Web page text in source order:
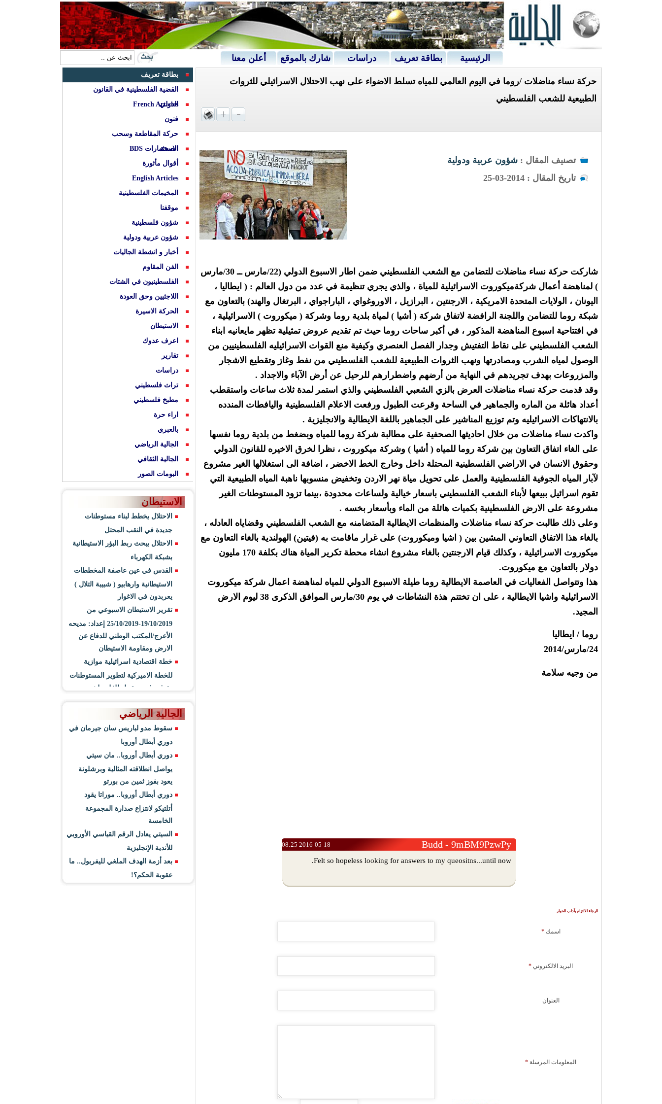
الرئيسية بطاقة تعريف دراسات شارك بالموقع أعلن معنا
حركة نساء مناضلات /روما في اليوم العالمي للمياه تسلط الاضواء على نهب الاحتلال الاسرائيلي للثروات
الطبيعية للشعب الفلسطيني
تصنيف المقال : شؤون عربية ودولية
تاريخ المقال : 2014-03-25
شاركت حركة نساء مناضلات للتضامن مع الشعب الفلسطيني ضمن اطار الاسبوع الدولي (22/مارس ــ 30/مارس
) لمناهضة أعمال شركةميكوروت الاسرائيلية للمياة ، والذي يجري تنظيمة في عدد من دول العالم : ( ايطاليا ،
اليونان ، الولايات المتحدة الامريكية ، الارجنتين ، البرازيل ، الاوروغواي ، الباراجواي ، البرتغال والهند) بالتعاون مع
شبكة روما للتضامن واللجنة الرافضة لاتفاق شركة ( أشيا ) لمياة بلدية روما وشركة ( ميكوروت ) الاسرائيلية ،
في افتتاحية اسبوع المناهضة المذكور ، في أكبر ساحات روما حيث تم تقديم عروض تمثيلية تظهر مايعانيه ابناء
الشعب الفلسطيني على نقاط التفتيش وجدار الفصل العنصري وكيفية منع القوات الاسرائيليه الفلسطينيين من
الوصول لمياه الشرب ومصادرتها ونهب الثروات الطبيعية للشعب الفلسطيني من نفط وغاز وتقطيع الاشجار
والمزروعات بهدف تجريدهم في النهاية من أرضهم واضطرارهم للرحيل عن أرض الآباء والاجداد .
وقد قدمت حركة نساء مناضلات العرض بالزي الشعبي الفلسطيني والذي استمر لمدة ثلاث ساعات واستقطب
أعداد هائلة من الماره والجماهير في الساحة وقرعت الطبول ورفعت الاعلام الفلسطينية واليافطات المندده
بالانتهاكات الاسرائيليه وتم توزيع المناشير على الجماهير باللغة الايطالية والانجليزية .
واكدت نساء مناضلات من خلال احاديثها الصحفية على مطالبة شركة روما للمياه وبضغط من بلدية روما نفسها
على الغاء اتفاق التعاون بين شركة روما للمياه ( أشيا ) وشركة ميكوروت ، نظرا لخرق الاخيره للقانون الدولي
وحقوق الانسان في الاراضي الفلسطينية المحتلة داخل وخارج الخط الاخضر ، اضافة الى استغلالها الغير مشروع
لآبار المياه الجوفية الفلسطينية والعمل على تحويل مياة نهر الاردن وتخفيض منسوبها ناهبة المياه الطبيعية التي
تقوم اسرائيل ببيعها لأبناء الشعب الفلسطيني باسعار خيالية ولساعات محدودة ،بينما تزود المستوطنات الغير
مشروعة على الارض الفلسطينية بكميات هائلة من الماء وبأسعار بخسه .
وعلى ذلك طالبت حركة نساء مناضلات والمنظمات الايطالية المتضامنه مع الشعب الفلسطيني وقضاياه العادله ،
بالغاء هذا الاتفاق التعاوني المشين بين ( اشيا وميكوروت) على غرار ماقامت به (فيتين) الهولندية بالغاء التعاون مع
ميكوروت الاسرائيلية ، وكذلك قيام الارجنتين بالغاء مشروع انشاء محطة تكرير المياة هناك بكلفة 170 مليون
دولار بالتعاون مع ميكوروت.
هذا وتتواصل الفعاليات في العاصمة الايطالية روما طيلة الاسبوع الدولي للمياه لمناهضة اعمال شركة ميكوروت
الاسرائيلية واشيا الايطالية ، على ان تختتم هذة النشاطات في يوم 30/مارس الموافق الذكرى 38 ليوم الارض
المجيد.
روما / ايطاليا
24/مارس/2014
من وجيه سلامة
Budd - 9mBM9PzwPy
2016-05-18 08:25
Felt so hopeless looking for answers to my queositns...until now.
الرجاء الالتزام بآداب الحوار
اسمك*
البريد الالكتروني *
العنوان
المعلومات المرسلة *
بطاقة تعريف
القضية الفلسطينية في القانون
الدولي
French Articles
فنون
حركة المقاطعة وسحب
الاستثمارات BDS
الصحة
أقوال مأثورة
English Articles
المخيمات الفلسطينية
موقفنا
شؤون فلسطينية
شؤون عربية ودولية
أخبار و انشطة الجاليات
الفن المقاوم
الفلسطينيون في الشتات
اللاجئيين وحق العودة
الحركة الاسيرة
الاستيطان
اعرف عدوك
تقارير
دراسات
تراث فلسطيني
مطبخ فلسطيني
اراء حرة
بالعبري
الجالية الرياضي
الجالية الثقافي
البومات الصور
الاستيطان
الاحتلال يخطط لبناء مستوطنات
جديدة في النقب المحتل
الاحتلال يبحث ربط البؤر الاستيطانية
بشبكة الكهرباء
القدس في عين عاصفة المخططات
الاستيطانية وارهابيو ( شبيبة التلال )
يعربدون في الاغوار
تقرير الاستيطان الاسبوعي من
19/10/2019-25/10/2019 إعداد: مديحه
الأعرج/المكتب الوطني للدفاع عن
الارض ومقاومة الاستيطان
خطة اقتصادية اسرائيلية موازية
للخطة الاميركية لتطوير المستوطنات
وتوفير فرص عمل للفلسطينيين
الجالية الرياضي
سقوط مدو لباريس سان جيرمان في
دوري أبطال أوروبا
دوري أبطال أوروبا.. مان سيتي
يواصل انطلاقته المثالية وبرشلونة
يعود بفوز ثمين من بورتو
دوري أبطال أوروبا.. موراتا يقود
أتلتيكو لانتزاع صدارة المجموعة
الخامسة
السيتي يعادل الرقم القياسي الأوروبي
للأندية الإنجليزية
بعد أزمة الهدف الملغي لليفربول.. ما
عقوبة الحكم؟!